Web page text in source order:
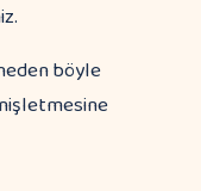
böyle